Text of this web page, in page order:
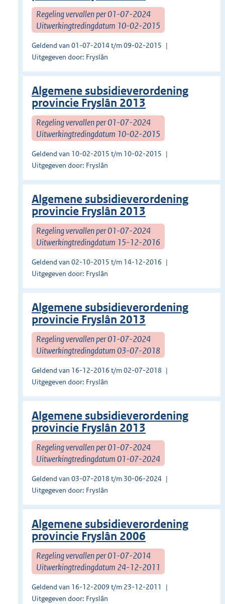
Regeling vervallen per 01-07-2024
Uitwerkingtredingdatum 10-02-2015
Geldend van 01-07-2014 t/m 09-02-2015
Uitgegeven door: Fryslân
Algemene subsidieverordening
provincie Fryslân 2013
Regeling vervallen per 01-07-2024
Uitwerkingtredingdatum 10-02-2015
Geldend van 10-02-2015 t/m 10-02-2015
Uitgegeven door: Fryslân
Algemene subsidieverordening
provincie Fryslân 2013
Regeling vervallen per 01-07-2024
Uitwerkingtredingdatum 15-12-2016
Geldend van 02-10-2015 t/m 14-12-2016
Uitgegeven door: Fryslân
Algemene subsidieverordening
provincie Fryslân 2013
Regeling vervallen per 01-07-2024
Uitwerkingtredingdatum 03-07-2018
Geldend van 16-12-2016 t/m 02-07-2018
Uitgegeven door: Fryslân
Algemene subsidieverordening
provincie Fryslân 2013
Regeling vervallen per 01-07-2024
Uitwerkingtredingdatum 01-07-2024
Geldend van 03-07-2018 t/m 30-06-2024
Uitgegeven door: Fryslân
Algemene subsidieverordening
provincie Fryslân 2006
Regeling vervallen per 01-07-2014
Uitwerkingtredingdatum 24-12-2011
Geldend van 16-12-2009 t/m 23-12-2011
Uitgegeven door: Fryslân